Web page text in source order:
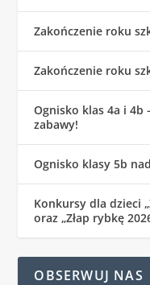
Zakończenie roku
Zakończenie roku
Ognisko klas 4a i 4b
zabawy!
Ognisko klasy 5b
Konkursy dla dzieci
oraz „Złap rybkę
OBSERWUJ NAS